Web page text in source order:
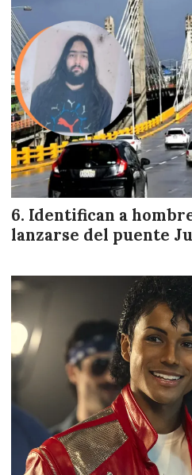
Identifican a
lanzarse del puente